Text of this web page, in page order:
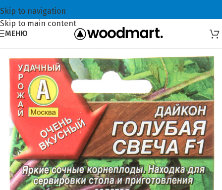
Skip to navigation
Skip to main content
МЕНЮ